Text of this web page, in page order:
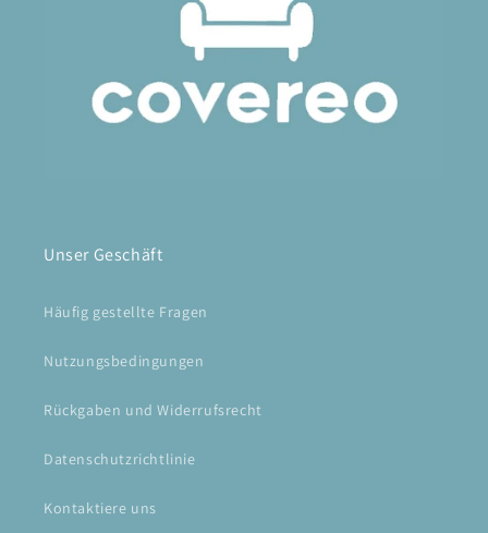
Unser Geschäft
Häufig gestellte Fragen
Nutzungsbedingungen
Rückgaben und Widerrufsrecht
Datenschutzrichtlinie
Kontaktiere uns